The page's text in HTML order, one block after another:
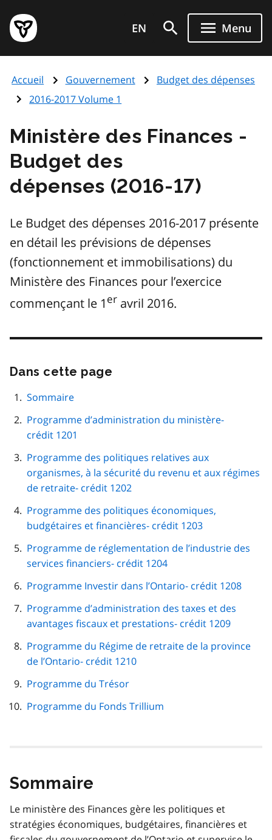
au
contenu
principal
Page
d'accueil
de
l'Ontario
EN Menu
Accueil Gouvernement
Budget des dépenses
2016-2017 Volume 1
Ministère des Finances -
Budget des
dépenses (2016-17)
Le Budget des dépenses 2016-2017 présente
en détail les prévisions de dépenses
(fonctionnement et immobilisations) du
Ministère des Finances pour l’exercice
commençant le 1 er avril 2016.
Dans cette page
page
Sommaire
Programme d’administration du ministère-
crédit 1201
Programme des politiques relatives aux
organismes, à la sécurité du revenu et aux régimes
de retraite- crédit 1202
Programme des politiques économiques,
budgétaires et financières- crédit 1203
Programme de réglementation de l’industrie des
services financiers- crédit 1204
Programme Investir dans l’Ontario- crédit 1208
Programme d’administration des taxes et des
avantages fiscaux et prestations- crédit 1209
Programme du Régime de retraite de la province
de l’Ontario- crédit 1210
Programme du Trésor
Programme du Fonds Trillium
Sommaire
Le ministère des Finances gère les politiques et
stratégies économiques, budgétaires, financières et